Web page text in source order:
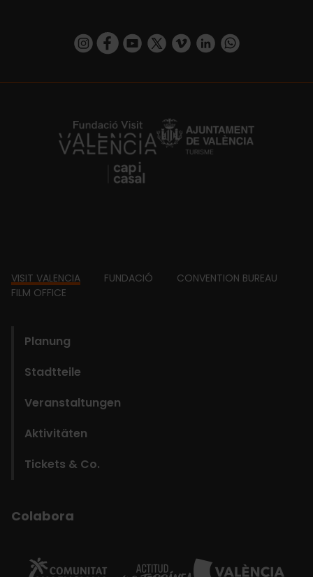
https://www.instagram.com/visit_valencia/
https://www.facebook.com/
https://www.youtube.com/user/
https://twitter.com/_VivaValencia
https://vimeo.com/
https://www.linkedin.com/company/turismo-valencia/https://api.whatsapp.com/send/
https://fundacion.visitvalencia.com/
Footer
VISIT VALENCIA FUNDACIÓ
CONVENTION BUREAU
FILM OFFICE
Planung
Stadtteile
Veranstaltungen
Aktivitäten
Tickets & Co.
Colabora